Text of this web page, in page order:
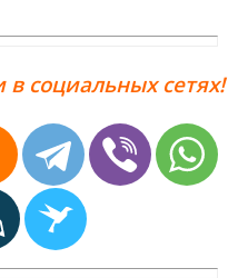
социальных сетях!